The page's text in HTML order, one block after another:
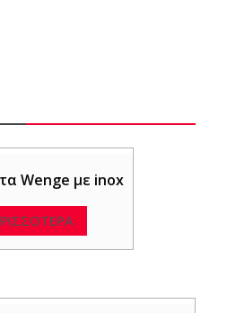
Wenge με inox